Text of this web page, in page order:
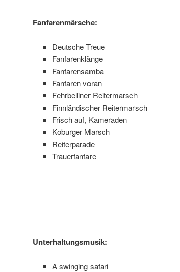
Fanfarenmärsche:
Deutsche Treue
Fanfarenklänge
Fanfarensamba
Fanfaren voran
Fehrbelliner Reitermarsch
Finnländischer Reitermarsch
Frisch auf, Kameraden
Koburger Marsch
Reiterparade
Trauerfanfare
Unterhaltungsmusik:
A swinging safari